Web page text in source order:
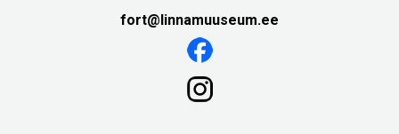
fort@linnamuuseum.ee